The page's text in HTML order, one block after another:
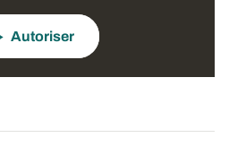
Autoriser